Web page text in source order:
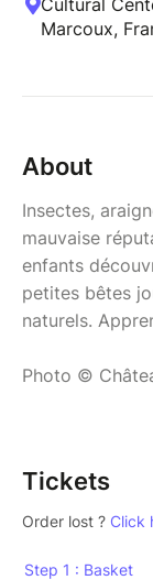
Marcoux,
About
Insectes,
mauvaise
enfants
petites bêtes
naturels.
Photo ©
Tickets